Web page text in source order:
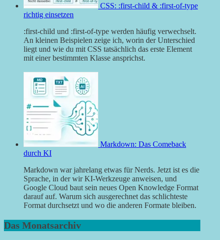
CSS: :first-child & :first-of-type
richtig einsetzen
:first-child und :first-of-type werden häufig verwechselt.
An kleinen Beispielen zeige ich, worin der Unterschied
liegt und wie du mit CSS tatsächlich das erste Element
mit einer bestimmten Klasse ansprichst.
Markdown: Das Comeback
durch KI
Markdown war jahrelang etwas für Nerds. Jetzt ist es die
Sprache, in der wir KI-Werkzeuge anweisen, und
Google Cloud baut sein neues Open Knowledge Format
darauf auf. Warum sich ausgerechnet das schlichteste
Format durchsetzt und wo die anderen Formate bleiben.
Das Monatsarchiv